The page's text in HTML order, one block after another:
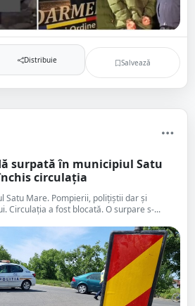
Distribuie Salvează
surpată în municipiul Satu
circulația
Satu Mare. Pompierii, polițiștii dar și
Circulația a fost blocată. O surpare s-...